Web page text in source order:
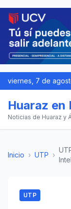
viernes, 7 de
Huaraz en
Noticias de Huaraz y
Inicio › UTP ›
UTP